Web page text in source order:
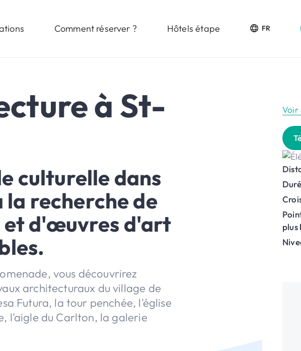
Comment réserver ? Hôtels étape FR
à St-
culturelle dans
la recherche de
et d'œuvres d'art
vous découvrirez
architecturaux du village de
Futura, la tour penchée, l'église
l'aigle du Carlton, la galerie
Voir
plus